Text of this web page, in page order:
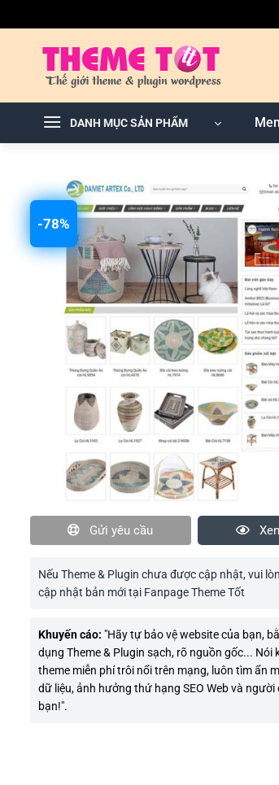
DANH MỤC SẢN PHẨM
-78%
Gửi yêu cầu
Nếu Theme & Plugin chưa được cập nhật, vui
cập nhật bản mới tại Fanpage Theme Tốt
Khuyến cáo: "Hãy tự bảo vệ website của bạn,
dụng Theme & Plugin sạch, rõ nguồn gốc... Nói
theme miễn phí trôi nổi trên mạng, luôn tìm ẩn
dữ liệu, ảnh hưởng thứ hạng SEO Web và người
bạn!".